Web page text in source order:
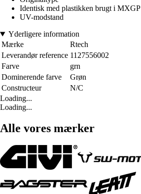
Identisk med plastikken brugt i MXGP
UV-modstand
Yderligere information
Mærke
Rtech
Leverandør reference 1127556002
Farve
grn
Dominerende farve
Grøn
Constructeur
N/C
Loading...
Loading...
Alle vores mærker